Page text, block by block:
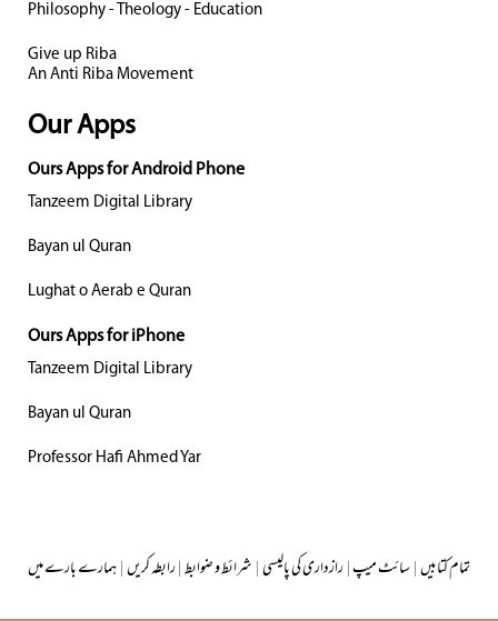
Philosophy - Theology - Education
Give up Riba
An Anti Riba Movement
Our Apps
Ours Apps for Android Phone
Tanzeem Digital Library
Bayan ul Quran
Lughat o Aerab e Quran
Ours Apps for iPhone
Tanzeem Digital Library
Bayan ul Quran
Professor Hafi Ahmed Yar
ہمارے بارے میں|رابطہ کریں|شرائط و ضوابط|رازداری کی پالیسی|سائٹ میپ|تمام کتابیں